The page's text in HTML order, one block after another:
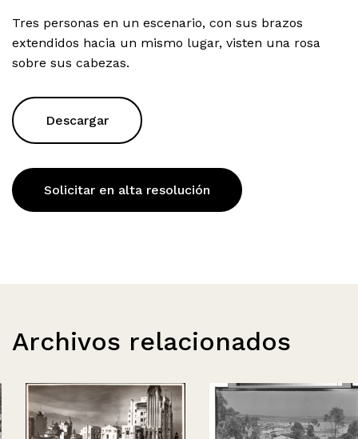
Tres personas en un escenario, con sus brazos
extendidos hacia un mismo lugar, visten una rosa
sobre sus cabezas.
Descargar
Solicitar en alta resolución
Archivos relacionados